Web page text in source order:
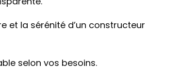
et la sérénité d’un constructeur
selon vos besoins.